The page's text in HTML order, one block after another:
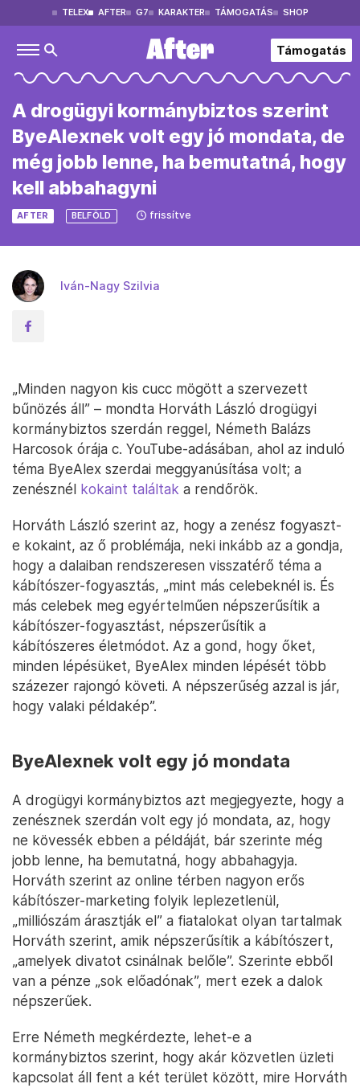
TELEX AFTER G7 KARAKTER TÁMOGATÁS SHOP
Támogatás
A drogügyi kormánybiztos szerint
ByeAlexnek volt egy jó mondata, de
még jobb lenne, ha bemutatná, hogy
kell abbahagyni
AFTER BELFÖLD frissítve
Iván-Nagy Szilvia
„Minden nagyon kis cucc mögött a szervezett
bűnözés áll” – mondta Horváth László drogügyi
kormánybiztos szerdán reggel, Németh Balázs
Harcosok órája c. YouTube-adásában, ahol az induló
téma ByeAlex szerdai meggyanúsítása volt; a
zenésznél kokaint találtak a rendőrök.
Horváth László szerint az, hogy a zenész fogyaszt-
e kokaint, az ő problémája, neki inkább az a gondja,
hogy a dalaiban rendszeresen visszatérő téma a
kábítószer-fogyasztás, „mint más celebeknél is. És
más celebek meg egyértelműen népszerűsítik a
kábítószer-fogyasztást, népszerűsítik a
kábítószeres életmódot. Az a gond, hogy őket,
minden lépésüket, ByeAlex minden lépését több
százezer rajongó követi. A népszerűség azzal is jár,
hogy valaki példakép”.
ByeAlexnek volt egy jó mondata
A drogügyi kormánybiztos azt megjegyezte, hogy a
zenésznek szerdán volt egy jó mondata, az, hogy
ne kövessék ebben a példáját, bár szerinte még
jobb lenne, ha bemutatná, hogy abbahagyja.
Horváth szerint az online térben nagyon erős
kábítószer-marketing folyik leplezetlenül,
„milliószám árasztják el” a fiatalokat olyan tartalmak
Horváth szerint, amik népszerűsítik a kábítószert,
„amelyek divatot csinálnak belőle”. Szerinte ebből
van a pénze „sok előadónak”, mert ezek a dalok
népszerűek.
Erre Németh megkérdezte, lehet-e a
kormánybiztos szerint, hogy akár közvetlen üzleti
kapcsolat áll fent a két terület között, mire Horváth